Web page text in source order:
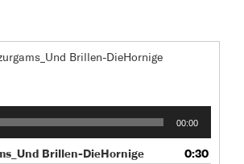
Brillen-DieHornige
00:00
Brillen-DieHornige
0:30